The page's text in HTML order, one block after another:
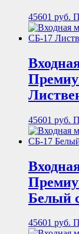
45601 руб.
45601 руб.
Белый
45601 руб.